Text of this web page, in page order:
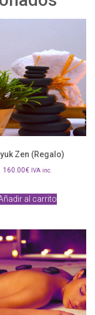
Zen (Regalo)
160.00€ IVA inc.
al carrito